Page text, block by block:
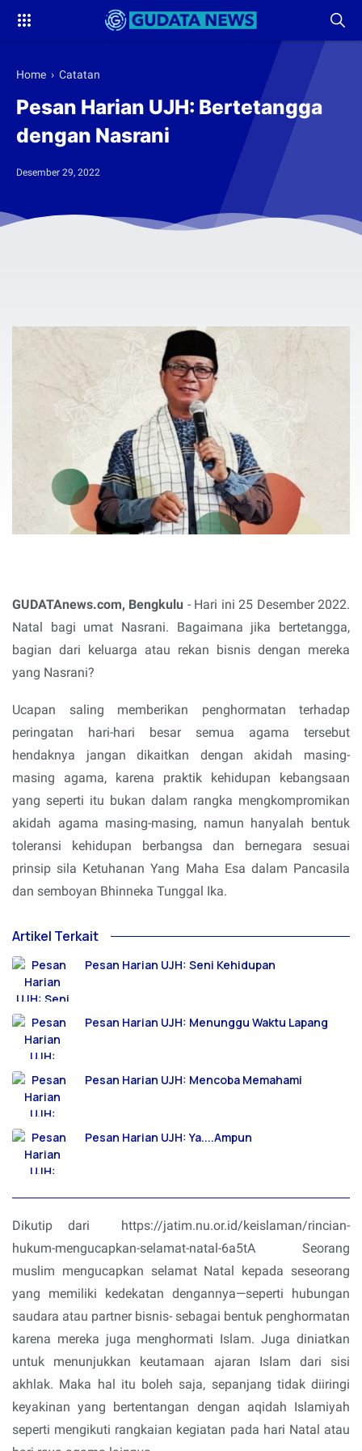
Home › Catatan
Pesan Harian UJH: Bertetangga
dengan Nasrani
Desember 29, 2022
GUDATAnews.com, Bengkulu - Hari ini 25 Desember 2022.
Natal bagi umat Nasrani. Bagaimana jika bertetangga,
bagian dari keluarga atau rekan bisnis dengan mereka
yang Nasrani?
Ucapan saling memberikan penghormatan terhadap
peringatan hari-hari besar semua agama tersebut
hendaknya jangan dikaitkan dengan akidah masing-
masing agama, karena praktik kehidupan kebangsaan
yang seperti itu bukan dalam rangka mengkompromikan
akidah agama masing-masing, namun hanyalah bentuk
toleransi kehidupan berbangsa dan bernegara sesuai
prinsip sila Ketuhanan Yang Maha Esa dalam Pancasila
dan semboyan Bhinneka Tunggal Ika.
Artikel Terkait
Pesan Harian UJH: Seni Kehidupan
Pesan Harian UJH: Menunggu Waktu Lapang
Pesan Harian UJH: Mencoba Memahami
Pesan Harian UJH: Ya....Ampun
Dikutip dari
https://jatim.nu.or.id/keislaman/rincian-
hukum-mengucapkan-selamat-natal-6a5tA Seorang
muslim mengucapkan selamat Natal kepada seseorang
yang memiliki kedekatan dengannya—seperti hubungan
saudara atau partner bisnis- sebagai bentuk penghormatan
karena mereka juga menghormati Islam. Juga diniatkan
untuk menunjukkan keutamaan ajaran Islam dari sisi
akhlak. Maka hal itu boleh saja, sepanjang tidak diiringi
keyakinan yang bertentangan dengan aqidah Islamiyah
seperti mengikuti rangkaian kegiatan pada hari Natal atau